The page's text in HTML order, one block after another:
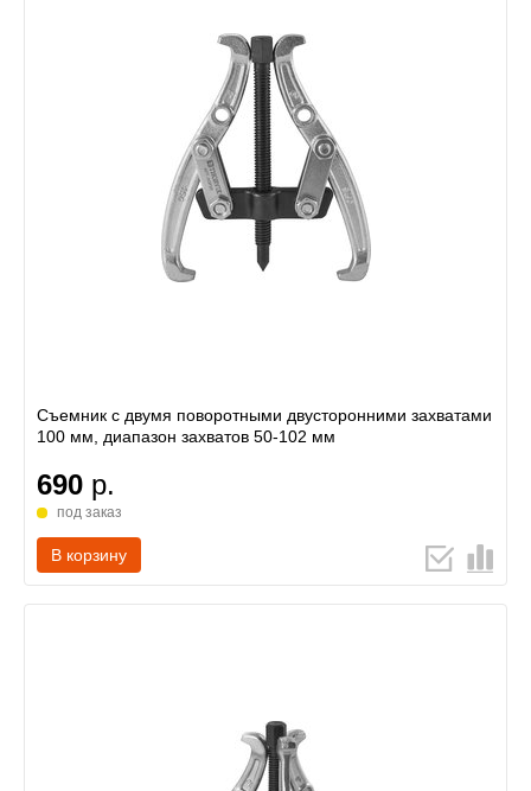
Съемник с двумя поворотными двусторонними захватами
100 мм, диапазон захватов 50-102 мм
690 р.
под заказ
В корзину